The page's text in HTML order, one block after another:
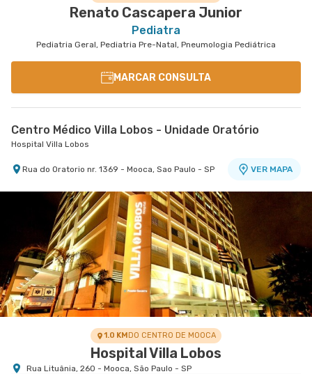
Renato Cascapera Junior
Pediatra
Pediatria Geral, Pediatria Pre-Natal, Pneumologia Pediátrica
MARCAR CONSULTA
Centro Médico Villa Lobos - Unidade Oratório
Hospital Villa Lobos
Rua do Oratorio nr. 1369 - Mooca, Sao Paulo - SP VER MAPA
1.0 KMDO CENTRO DE MOOCA
Hospital Villa Lobos
Rua Lituânia, 260 - Mooca, São Paulo - SP